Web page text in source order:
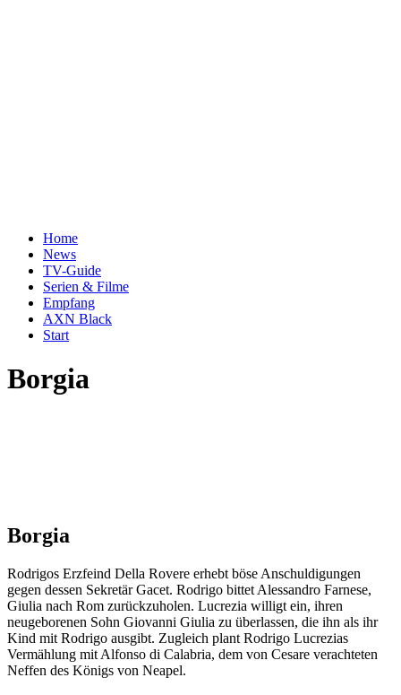
Home
News
TV-Guide
Serien & Filme
Empfang
AXN Black
Start
Borgia
Borgia
Rodrigos Erzfeind Della Rovere erhebt böse Anschuldigungen
gegen dessen Sekretär Gacet. Rodrigo bittet Alessandro Farnese,
Giulia nach Rom zurückzuholen. Lucrezia willigt ein, ihren
neugeborenen Sohn Giovanni Giulia zu überlassen, die ihn als ihr
Kind mit Rodrigo ausgibt. Zugleich plant Rodrigo Lucrezias
Vermählung mit Alfonso di Calabria, dem von Cesare verachteten
Neffen des Königs von Neapel.